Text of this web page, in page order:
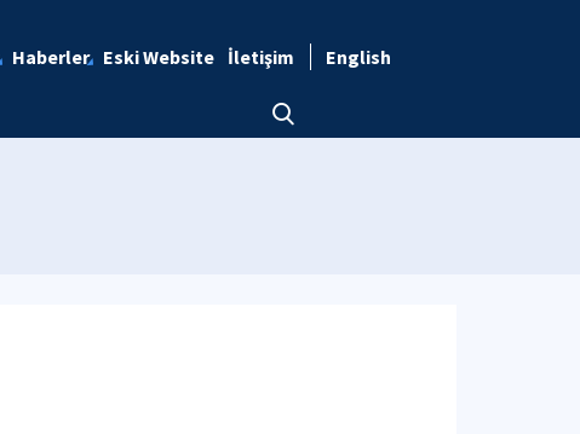
Haberler Eski Website İletişim English